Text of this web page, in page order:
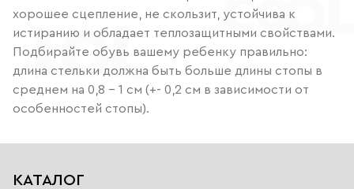
хорошее сцепление, не скользит, устойчива к
истиранию и обладает теплозащитными свойствами.
Подбирайте обувь вашему ребенку правильно:
длина стельки должна быть больше длины стопы в
среднем на 0,8 - 1 см (+- 0,2 см в зависимости от
особенностей стопы).
КАТАЛОГ